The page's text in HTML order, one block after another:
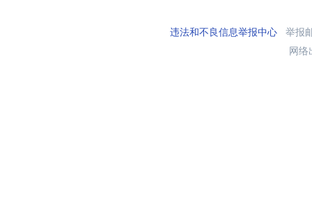
违法和不良信息举报中心举报
网